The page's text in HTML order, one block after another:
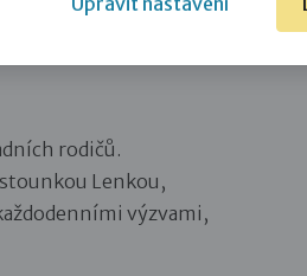
si mysleli
rodičů.
Lenkou,
výzvami,